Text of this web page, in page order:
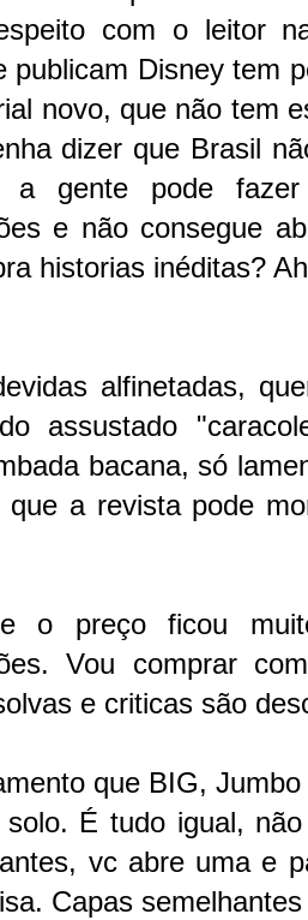
com o leitor
publicam Disney tem
novo, que não tem
dizer que Brasil
a gente pode
e não consegue
historias inéditas?
alfinetadas,
assustado
bacana, só
que a revista pode
o preço ficou
Vou comprar
e criticas são
que BIG,
solo. É tudo igual,
vc abre uma e
Capas